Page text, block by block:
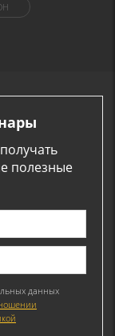
полезные
данных